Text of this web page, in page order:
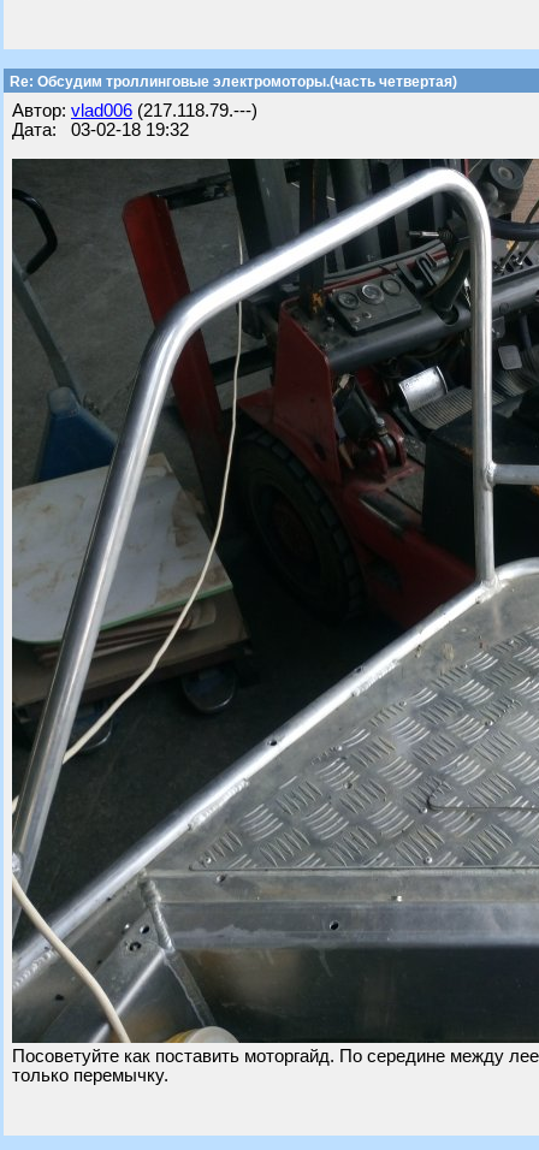
Re: Обсудим троллинговые электромоторы.(часть четвертая)
Автор: vlad006 (217.118.79.---)
Дата: 03-02-18 19:32
Посоветуйте как поставить моторгайд. По середине между
только перемычку.